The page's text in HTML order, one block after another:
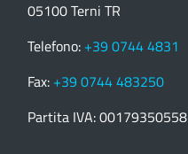
05100 Terni TR
Telefono: +39 0744 4831
Fax: +39 0744 483250
Partita IVA: 00179350558